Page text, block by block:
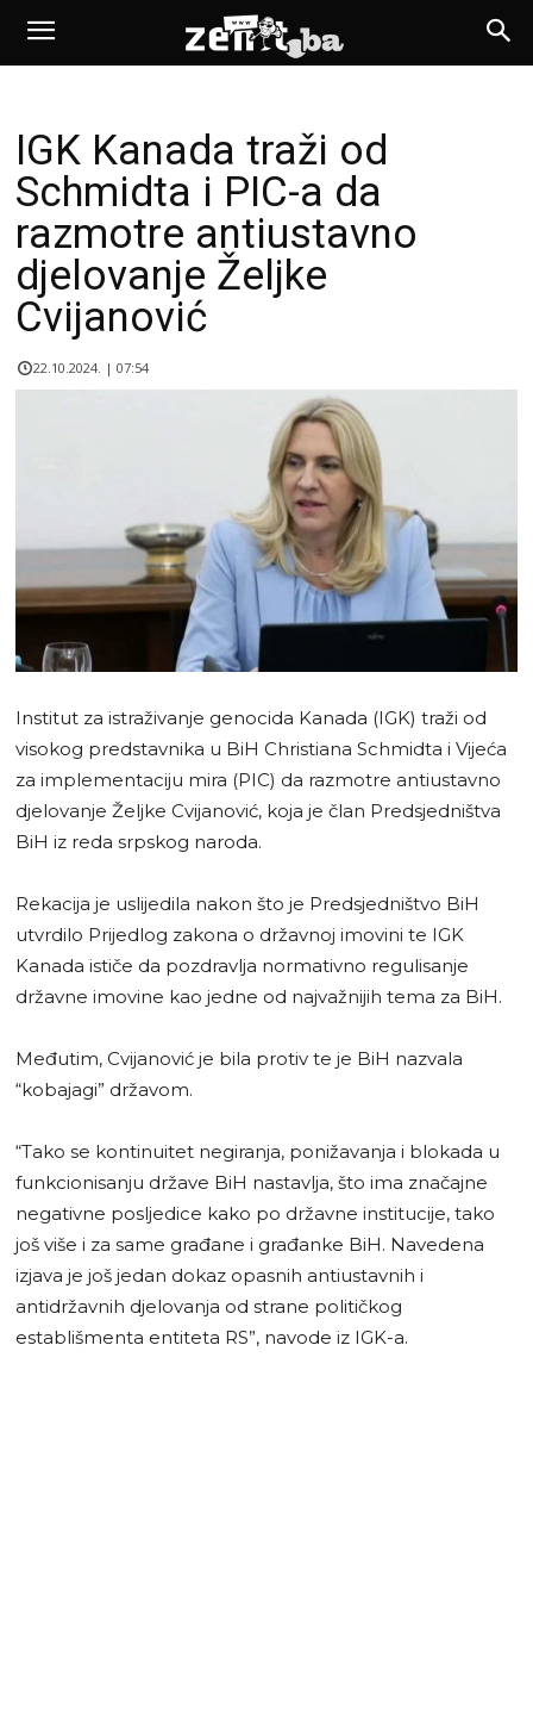
IGK Kanada traži od
Schmidta i PIC-a da
razmotre antiustavno
djelovanje Željke
Cvijanović
22.10.2024. | 07:54
Institut za istraživanje genocida Kanada (IGK) traži od
visokog predstavnika u BiH Christiana Schmidta i Vijeća
za implementaciju mira (PIC) da razmotre antiustavno
djelovanje Željke Cvijanović, koja je član Predsjedništva
BiH iz reda srpskog naroda.
Rekacija je uslijedila nakon što je Predsjedništvo BiH
utvrdilo Prijedlog zakona o državnoj imovini te IGK
Kanada ističe da pozdravlja normativno regulisanje
državne imovine kao jedne od najvažnijih tema za BiH.
Međutim, Cvijanović je bila protiv te je BiH nazvala
“kobajagi” državom.
“Tako se kontinuitet negiranja, ponižavanja i blokada u
funkcionisanju države BiH nastavlja, što ima značajne
negativne posljedice kako po državne institucije, tako
još više i za same građane i građanke BiH. Navedena
izjava je još jedan dokaz opasnih antiustavnih i
antidržavnih djelovanja od strane političkog
establišmenta entiteta RS”, navode iz IGK-a.